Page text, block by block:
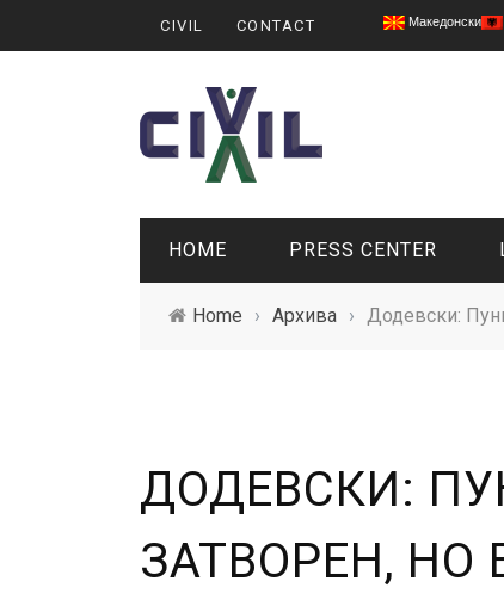
CIVIL CONTACT Македонски
HOME PRESS CENTER
Home › Архива › Додевски:
ДОДЕВСКИ:
ЗАТВОРЕН, НО